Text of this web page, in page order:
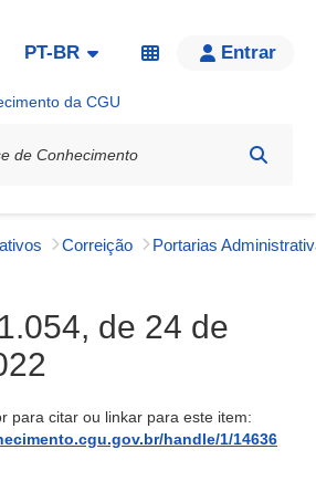
PT-BR Entrar
da CGU
Correição
de 24 de
para citar ou linkar para este item:
handle/1/14636